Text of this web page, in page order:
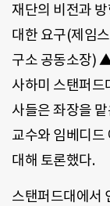
재단의 비전과
대한 요구(제임
구소 공동소장)
사하미 스탠퍼드
사들은 좌장을
교수와 임베디드
대해 토론했다.
스탠퍼드대에서